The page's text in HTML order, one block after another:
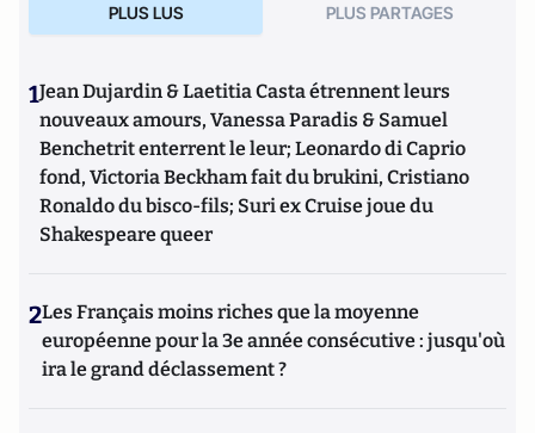
PLUS LUS PLUS PARTAGES
1Jean Dujardin & Laetitia Casta étrennent leurs
nouveaux amours, Vanessa Paradis & Samuel
Benchetrit enterrent le leur; Leonardo di Caprio
fond, Victoria Beckham fait du brukini, Cristiano
Ronaldo du bisco-fils; Suri ex Cruise joue du
Shakespeare queer
2Les Français moins riches que la moyenne
européenne pour la 3e année consécutive : jusqu'où
ira le grand déclassement ?